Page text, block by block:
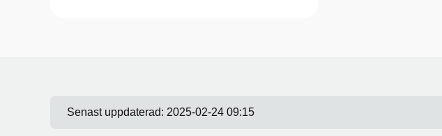
Senast uppdaterad: 2025-02-24 09:15